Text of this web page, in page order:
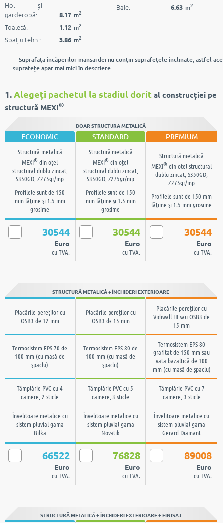
Hol și
garderobă:
8.17 m2
Toaletă: 1.12 m2
Spațiu tehn.: 3.86 m2
Baie: 6.63 m2
Suprafața încăperilor mansardei nu conțin suprafețele înclinate, astfel
suprafețe apar mai mici în descriere.
1.Alegeți pachetul la stadiul dorit al construcției pe
structură MEXI®
DOAR STRUCTURA METALICĂ
ECONOMIC STANDARD PREMIUM
Structură metalică
MEXI® din oţel
structural dublu zincat,
S350GD, Z275gr/mp
Profilele sunt de 150
mm lăţime şi 1.5 mm
grosime
Structură metalică
MEXI® din oţel
structural dublu zincat,
S350GD, Z275gr/mp
Profilele sunt de 150
mm lăţime şi 1.5 mm
grosime
Structură metalică
MEXI® din otel structural
dublu zincat, S350GD,
Z275gr/mp
Profilele sunt de 150 mm
lăţime şi 1.5 mm grosime
30544
Euro
cu TVA.
30544
Euro
cu TVA.
30544
Euro
cu TVA.
STRUCTURĂ METALICĂ + ÎNCHIDERI EXTERIOARE
Placările pereţilor cu
OSB3 de 12 mm
Placările pereţilor cu
OSB3 de 15 mm
Placările pereţilor cu
Vidiwall HI sau OSB3 de
15 mm
Termosistem EPS 70 de
100 mm (cu masă de
şpaclu)
Termosistem EPS 80 de
100 mm (cu masă de
şpaclu)
Termosistem EPS 80
grafitat de 150 mm sau
vata bazaltică de 100
mm (cu masă de şpaclu)
Tâmplărie PVC cu 4
camere, 2 sticle
Tâmplărie PVC cu 5
camere, 3 sticle
Tâmplărie PVC cu 7
camere, 3 sticle
Învelitoare metalice cu
sistem pluvial gama
Bilka
Învelitoare metalice cu
sistem pluvial gama
Novatik
Învelitoare metalice cu
sistem pluvial gama
Gerard Diamant
66522
Euro
cu TVA.
76828
Euro
cu TVA.
89008
Euro
cu TVA.
STRUCTURĂ METALICĂ + ÎNCHIDERI EXTERIOARE + FINISAJ